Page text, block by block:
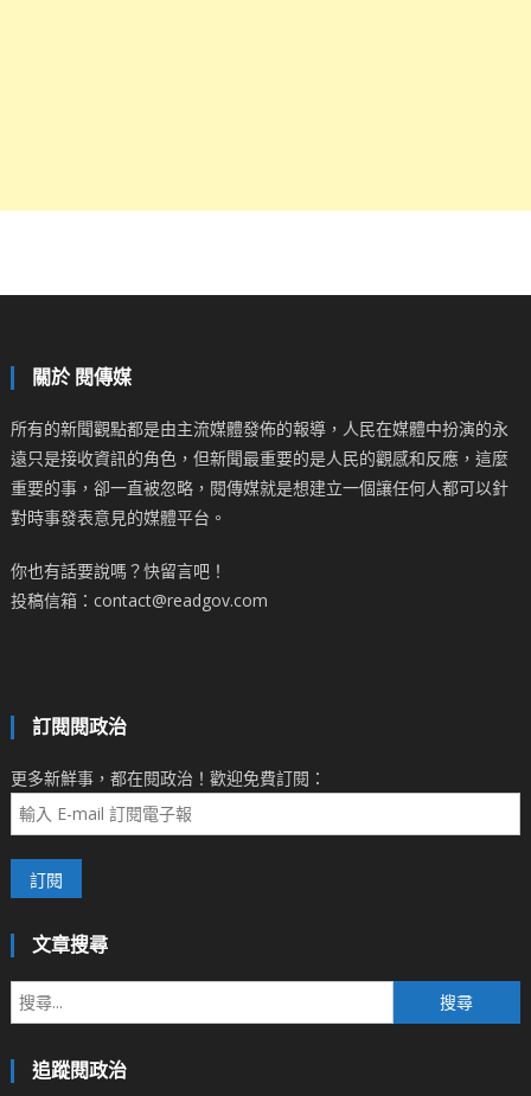
關於 閱傳媒
所有的新聞觀點都是由主流媒體發佈的報導，人民在媒體中扮演的永
遠只是接收資訊的角色，但新聞最重要的是人民的觀感和反應，這麼
重要的事，卻一直被忽略，閱傳媒就是想建立一個讓任何人都可以針
對時事發表意見的媒體平台。
你也有話要說嗎？快留言吧！
投稿信箱：contact@readgov.com
訂閱閱政治
更多新鮮事，都在閱政治！歡迎免費訂閱：
文章搜尋
尋
追蹤閱政治